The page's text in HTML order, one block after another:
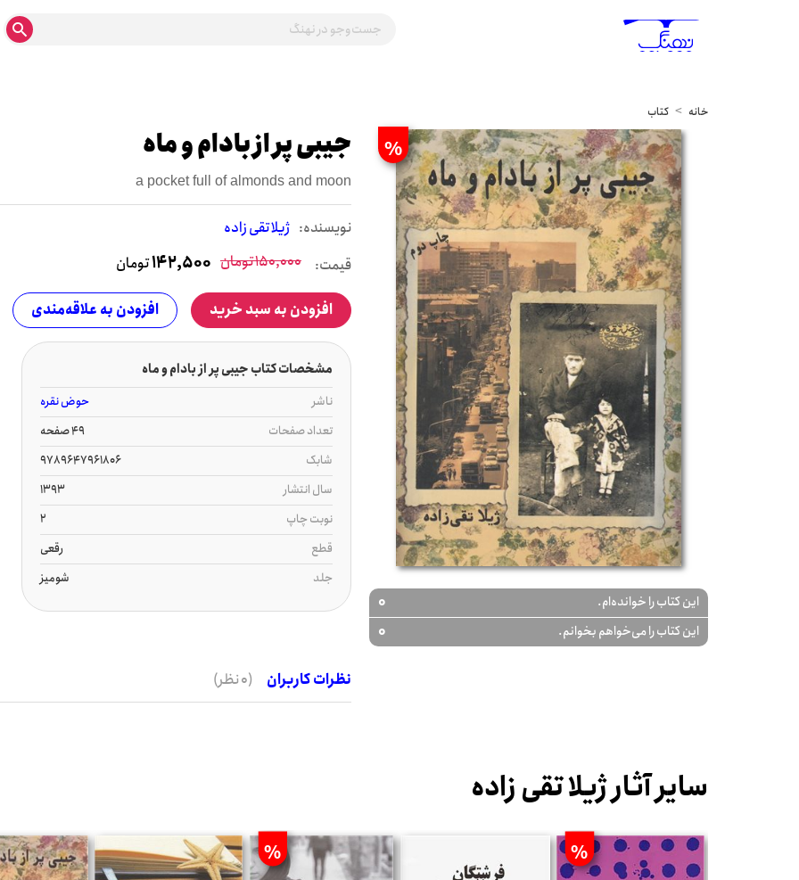
خانه کتاب
%
این کتاب را خوانده‌ام. 0
این کتاب را می‌خواهم بخوانم. 0
جیبی پر از بادام و ماه
a pocket full of almonds and moon
نويسنده: ژیلا تقی زاده
قیمت:
150,000تومان 142,500تومان
افزودن به سبد خرید افزودن به علاقه‌مندی
مشخصات کتاب جیبی پر از بادام و ماه
ناشر
حوض نقره
تعداد صفحات
49 صفحه
شابک
9789647961806
سال انتشار
1393
نوبت چاپ
2
قطع
رقعی
جلد
شومیز
نظرات کاربران (0 نظر)
سایر آثار ژیلا تقی زاده
%
%